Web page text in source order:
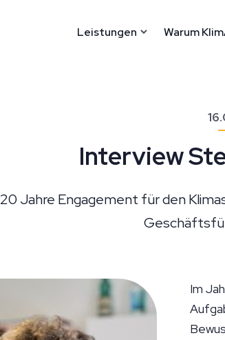
Leistungen Warum
Interview
20 Jahre Engagement für den
Im